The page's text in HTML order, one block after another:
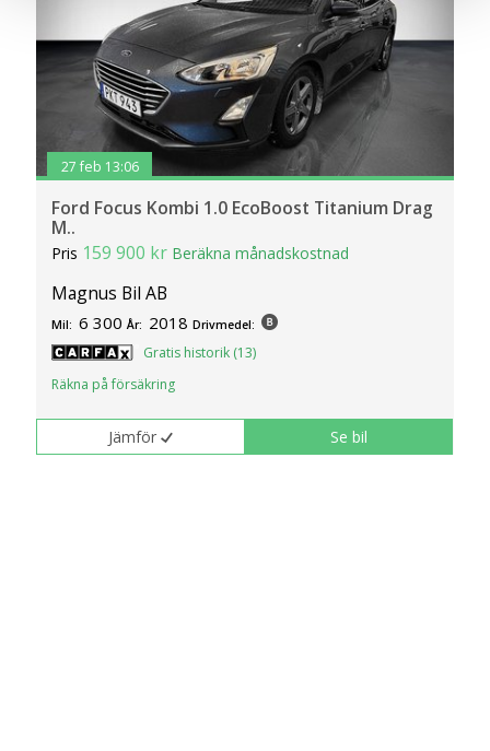
att klicka på Tillåt alla godkänner du vår hantering av
cookies och samtycker till att vi mäter och delar
information om din användning av webbplatsen med våra
partners. För att ändra vilka typer av cookies vi använder
klickar du på Anpassa. Du kan alltid ändra dina
inställningar för cookies.
27 feb 13:06
Ford Focus Kombi 1.0 EcoBoost Titanium Drag
M..
Pris 159 900 kr Beräkna månadskostnad
Magnus Bil AB
Mil: 6 300 År: 2018 Drivmedel:
Gratis historik (13)
Räkna på försäkring
Jämför Se bil